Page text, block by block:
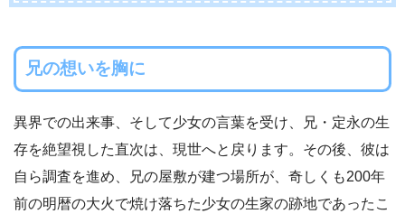
兄の想いを胸に
異界での出来事、そして少女の言葉を受け、兄・定永の生
存を絶望視した直次は、現世へと戻ります。その後、彼は
自ら調査を進め、兄の屋敷が建つ場所が、奇しくも200年
前の明暦の大火で焼け落ちた少女の生家の跡地であったこ